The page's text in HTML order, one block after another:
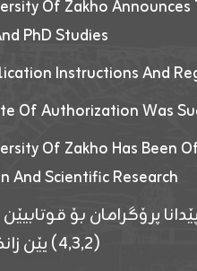
Of Zakho
PhD Studies
Instructions And
Of Authorization Was
Of Zakho Has Been
And Scientific Research
پرۆگرامان بۆ
(٤٫٣٫٢) یێن زانکۆیا زاخۆ